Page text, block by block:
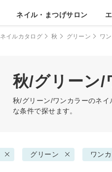
ネイル・まつげサロン
ネイルカタログ 秋 グリーン ワ
秋/グリーン/
秋/グリーン/ワンカラーのネ
な条件で探せます。
グリーン ワン